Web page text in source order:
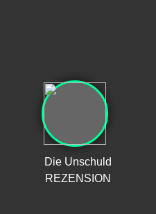
Die Unschuld
REZENSION